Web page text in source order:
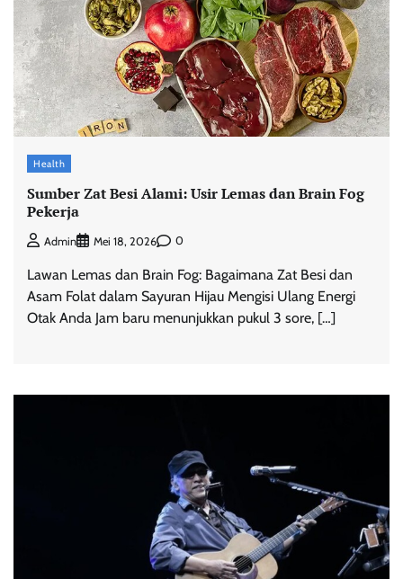
Health
Sumber Zat Besi Alami: Usir Lemas dan Brain Fog
Pekerja
Admin Mei 18, 2026 0
Lawan Lemas dan Brain Fog: Bagaimana Zat Besi dan
Asam Folat dalam Sayuran Hijau Mengisi Ulang Energi
Otak Anda Jam baru menunjukkan pukul 3 sore, […]